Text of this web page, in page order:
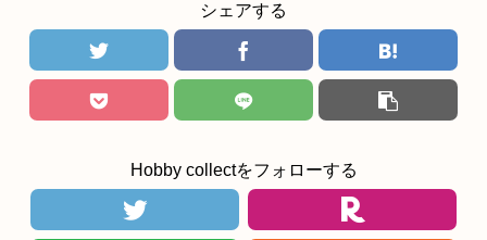
シェアする
Hobby collectをフォローする